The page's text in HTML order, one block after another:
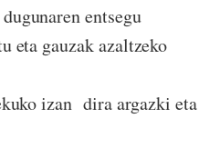
entsegu
eta gauzak azaltzeko
izan dira argazki eta